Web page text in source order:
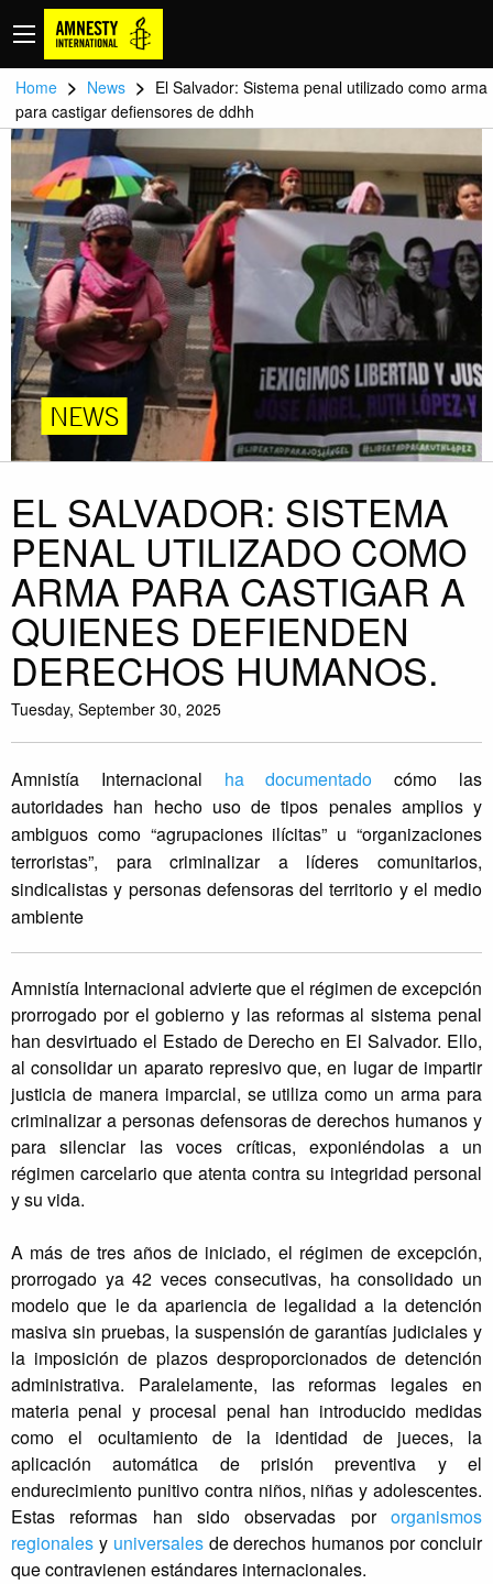
Home > News > El Salvador: Sistema penal utilizado como arma
para castigar defiensores de ddhh
NEWS
EL SALVADOR: SISTEMA
PENAL UTILIZADO COMO
ARMA PARA CASTIGAR A
QUIENES DEFIENDEN
DERECHOS HUMANOS.
Tuesday, September 30, 2025
Amnistía Internacional ha documentado
cómo las
autoridades han hecho uso de tipos penales amplios y
ambiguos como “agrupaciones ilícitas” u “organizaciones
terroristas”, para criminalizar a líderes comunitarios,
sindicalistas y personas defensoras del territorio y el medio
ambiente
Amnistía Internacional advierte que el régimen de excepción
prorrogado por el gobierno y las reformas al sistema penal
han desvirtuado el Estado de Derecho en El Salvador. Ello,
al consolidar un aparato represivo que, en lugar de impartir
justicia de manera imparcial, se utiliza como un arma para
criminalizar a personas defensoras de derechos humanos y
para silenciar las voces críticas, exponiéndolas a un
régimen carcelario que atenta contra su integridad personal
y su vida.
A más de tres años de iniciado, el régimen de excepción,
prorrogado ya 42 veces consecutivas, ha consolidado un
modelo que le da apariencia de legalidad a la detención
masiva sin pruebas, la suspensión de garantías judiciales y
la imposición de plazos desproporcionados de detención
administrativa. Paralelamente, las reformas legales en
materia penal y procesal penal han introducido medidas
como el ocultamiento de la identidad de jueces, la
aplicación automática de prisión preventiva y el
endurecimiento punitivo contra niños, niñas y adolescentes.
Estas reformas han sido observadas por organismos
regionales y universales de derechos humanos por concluir
que contravienen estándares internacionales.